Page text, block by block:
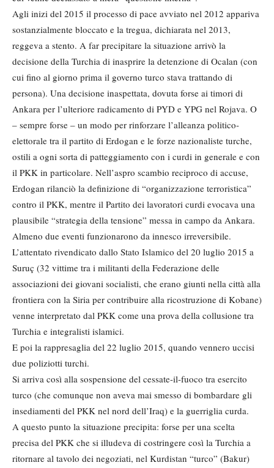
Agli inizi del 2015 il processo di pace avviato nel 2012 appariva
sostanzialmente bloccato e la tregua, dichiarata nel 2013,
reggeva a stento. A far precipitare la situazione arrivò la
decisione della Turchia di inasprire la detenzione di Ocalan (con
cui fino al giorno prima il governo turco stava trattando di
persona). Una decisione inaspettata, dovuta forse ai timori di
Ankara per l’ulteriore radicamento di PYD e YPG nel Rojava. O
– sempre forse – un modo per rinforzare l’alleanza politico-
elettorale tra il partito di Erdogan e le forze nazionaliste turche,
ostili a ogni sorta di patteggiamento con i curdi in generale e con
il PKK in particolare. Nell’aspro scambio reciproco di accuse,
Erdogan rilanciò la definizione di “organizzazione terroristica”
contro il PKK, mentre il Partito dei lavoratori curdi evocava una
plausibile “strategia della tensione” messa in campo da Ankara.
Almeno due eventi funzionarono da innesco irreversibile.
L’attentato rivendicato dallo Stato Islamico del 20 luglio 2015 a
Suruç (32 vittime tra i militanti della Federazione delle
associazioni dei giovani socialisti, che erano giunti nella città alla
frontiera con la Siria per contribuire alla ricostruzione di Kobane)
venne interpretato dal PKK come una prova della collusione tra
Turchia e integralisti islamici.
E poi la rappresaglia del 22 luglio 2015, quando vennero uccisi
due poliziotti turchi.
Si arriva così alla sospensione del cessate-il-fuoco tra esercito
turco (che comunque non aveva mai smesso di bombardare gli
insediamenti del PKK nel nord dell’Iraq) e la guerriglia curda.
A questo punto la situazione precipita: forse per una scelta
precisa del PKK che si illudeva di costringere così la Turchia a
ritornare al tavolo dei negoziati, nel Kurdistan “turco” (Bakur)